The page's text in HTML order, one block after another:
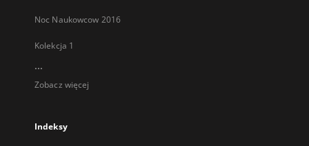
Noc Naukowcow 2016
Kolekcja 1
...
Zobacz więcej
Indeksy